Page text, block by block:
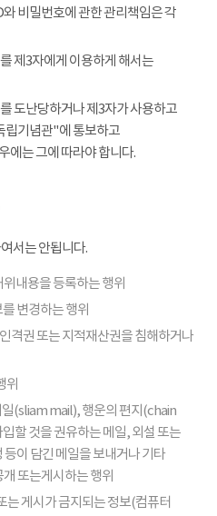
비밀번호에 관한 관리책임은 각
제3자에게 이용하게 해서는
도난당하거나 제3자가 사용하고
립기념관"에 통보하고
에는 그에 따라야 합니다.
서는 안됩니다.
내용을 등록하는 행위
변경하는 행위
격권 또는 지적재산권을 침해하거나
위
(sliam mail), 행운의 편지(chain
할 것을 권유하는 메일, 외설 또는
등이 담긴 메일을 보내거나 기타
또는게시하는 행위
는 게시가 금지되는 정보(컴퓨터